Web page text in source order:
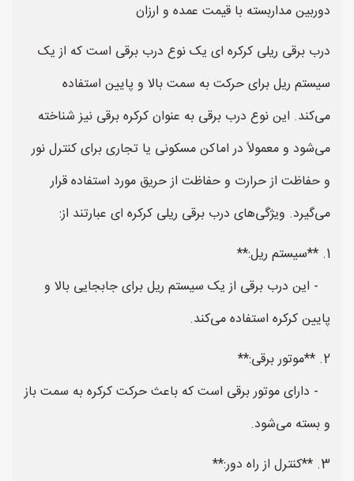
دوربین مداربسته با قیمت عمده و ارزان
درب برقی ریلی کرکره ای یک نوع درب برقی است که از یک
سیستم ریل برای حرکت به سمت بالا و پایین استفاده
می‌کند. این نوع درب برقی به عنوان کرکره برقی نیز شناخته
می‌شود و معمولاً در اماکن مسکونی یا تجاری برای کنترل نور
و حفاظت از حرارت و حفاظت از حریق مورد استفاده قرار
می‌گیرد. ویژگی‌های درب برقی ریلی کرکره ای عبارتند از:
1. **سیستم ریل:**
- این درب برقی از یک سیستم ریل برای جابجایی بالا و
پایین کرکره استفاده می‌کند.
2. **موتور برقی:**
- دارای موتور برقی است که باعث حرکت کرکره به سمت باز
و بسته می‌شود.
3. **کنترل از راه دور:**